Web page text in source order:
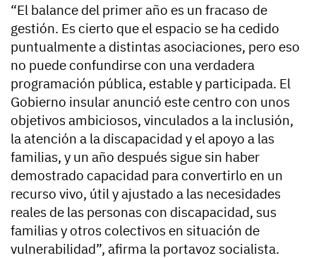
“El balance del primer año es un fracaso de
gestión. Es cierto que el espacio se ha cedido
puntualmente a distintas asociaciones, pero eso
no puede confundirse con una verdadera
programación pública, estable y participada. El
Gobierno insular anunció este centro con unos
objetivos ambiciosos, vinculados a la inclusión,
la atención a la discapacidad y el apoyo a las
familias, y un año después sigue sin haber
demostrado capacidad para convertirlo en un
recurso vivo, útil y ajustado a las necesidades
reales de las personas con discapacidad, sus
familias y otros colectivos en situación de
vulnerabilidad”, afirma la portavoz socialista.